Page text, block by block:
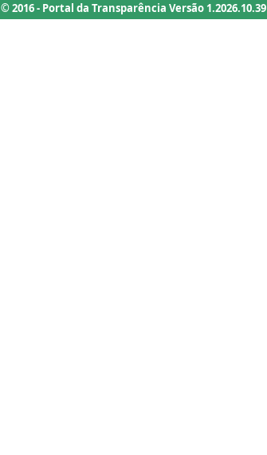
- Portal da Transparência Versão 1.2026.10.39